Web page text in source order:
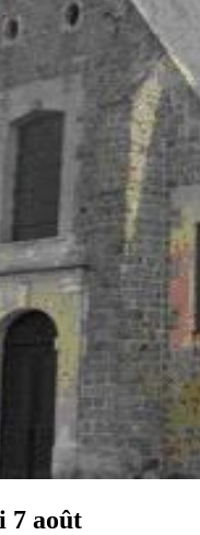
7 août